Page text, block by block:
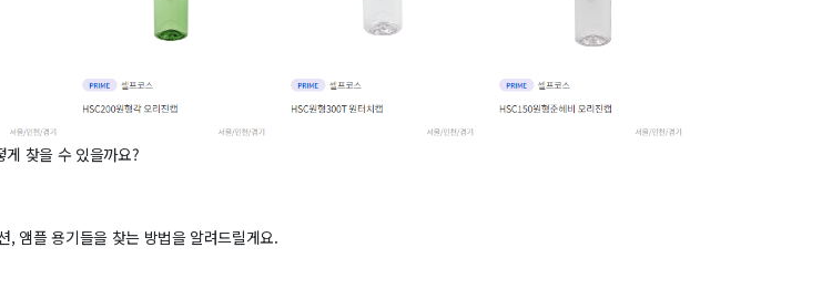
게 찾을 수 있을까요?
, 앰플 용기들을 찾는 방법을 알려드릴게요.